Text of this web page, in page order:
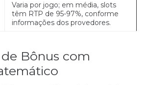
Varia por jogo; em média, slots
têm RTP de 95-97%, conforme
informações dos provedores.
Bônus com